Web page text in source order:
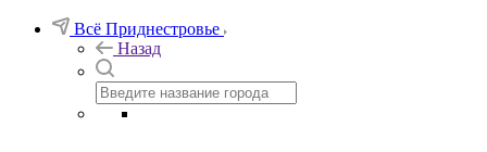
Всё Приднестровье
Назад